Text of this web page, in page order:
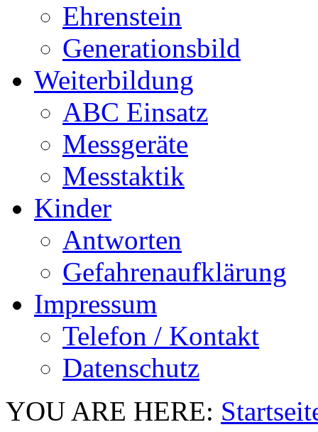
Ehrenstein
Generationsbild
Weiterbildung
ABC Einsatz
Messgeräte
Messtaktik
Kinder
Antworten
Gefahrenaufklärung
Impressum
Telefon / Kontakt
Datenschutz
YOU ARE HERE: